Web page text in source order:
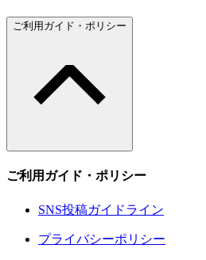
ご利用ガイド・ポリシー
ご利用ガイド・ポリシー
SNS投稿ガイドライン
プライバシーポリシー